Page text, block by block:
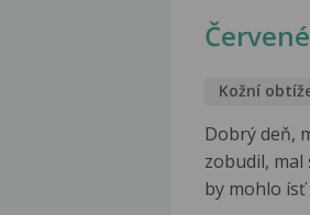
Kožní
Dobrý deň,
zobudil,
by mohlo ísť